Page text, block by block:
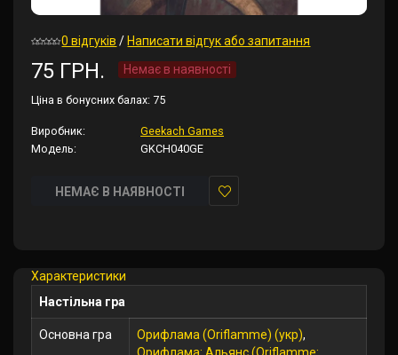
0 відгуків / Написати відгук або запитання
75 ГРН. Немає в наявності
Ціна в бонусних балах: 75
Виробник:
Geekach Games
Модель:
GKCH040GE
НЕМАЄ В НАЯВНОСТІ
Характеристики
Настільна гра
Основна гра Орифлама (Oriflamme) (укр),